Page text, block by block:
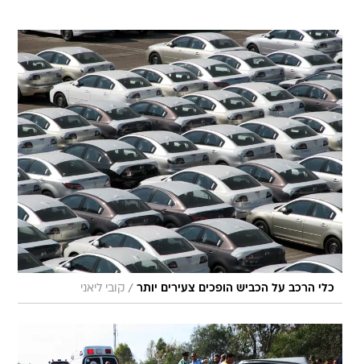
כלי הרכב על הכביש הופכים צעירים יותר / קובי ליאני